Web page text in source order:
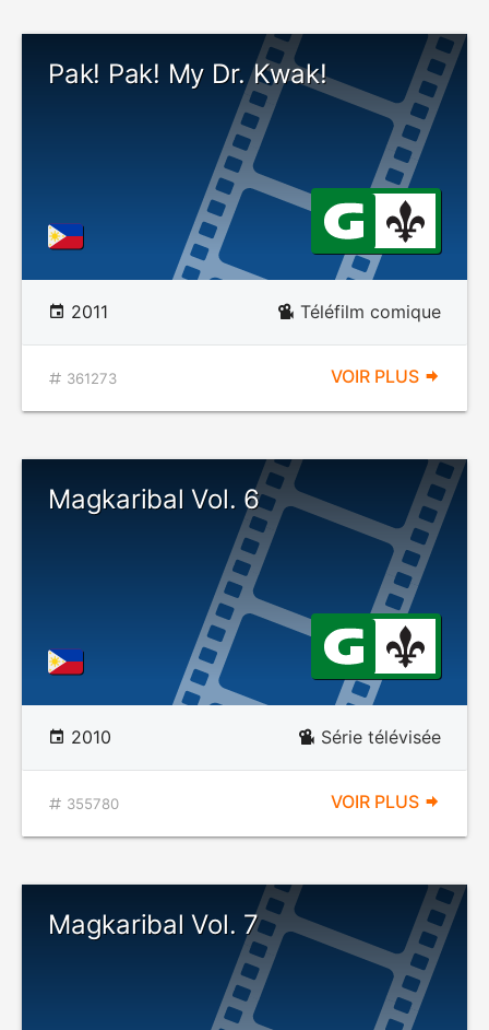
Pak! Pak! My Dr. Kwak!
2011 Téléfilm comique
361273 VOIR PLUS
Magkaribal Vol. 6
2010 Série télévisée
355780 VOIR PLUS
Magkaribal Vol. 7